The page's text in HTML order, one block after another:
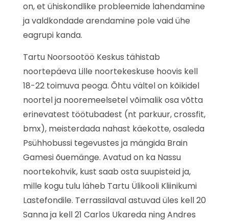
on, et ühiskondlike probleemide lahendamine
ja valdkondade arendamine pole vaid ühe
eagrupi kanda.
Tartu Noorsootöö Keskus tähistab
noortepäeva Lille noortekeskuse hoovis kell
18-22 toimuva peoga. Õhtu vältel on kõikidel
noortel ja nooremeelsetel võimalik osa võtta
erinevatest töötubadest (nt parkuur, crossfit,
bmx), meisterdada nahast käekotte, osaleda
Psühhobussi tegevustes ja mängida Brain
Gamesi õuemänge. Avatud on ka Nassu
noortekohvik, kust saab osta suupisteid ja,
mille kogu tulu läheb Tartu Ülikooli Kliinikumi
Lastefondile. Terrassilaval astuvad üles kell 20
Sanna ja kell 21 Carlos Ukareda ning Andres